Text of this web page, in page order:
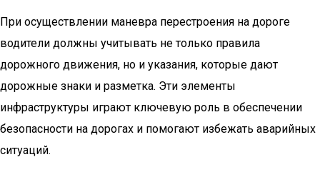
При осуществлении маневра перестроения на дороге
водители должны учитывать не только правила
дорожного движения, но и указания, которые дают
дорожные знаки и разметка. Эти элементы
инфраструктуры играют ключевую роль в обеспечении
безопасности на дорогах и помогают избежать аварийных
ситуаций.